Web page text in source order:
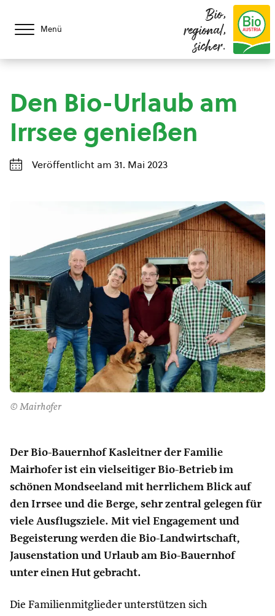
Menü
Bio,
regional,
sicher.
Den Bio-Urlaub am
Irrsee genießen
Veröffentlicht am 31. Mai 2023
© Mairhofer
Der Bio-Bauernhof Kasleitner der Familie
Mairhofer ist ein vielseitiger Bio-Betrieb im
schönen Mondseeland mit herrlichem Blick auf
den Irrsee und die Berge, sehr zentral gelegen für
viele Ausflugsziele. Mit viel Engagement und
Begeisterung werden die Bio-Landwirtschaft,
Jausenstation und Urlaub am Bio-Bauernhof
unter einen Hut gebracht.
Die Familienmitglieder unterstützen sich